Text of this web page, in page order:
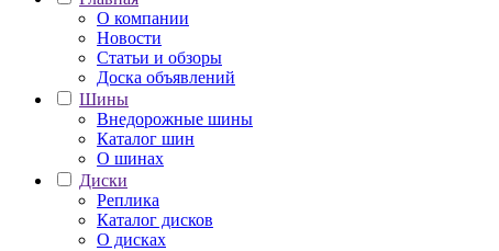
О компании
Новости
Статьи и обзоры
Доска объявлений
Шины
Внедорожные шины
Каталог шин
О шинах
Диски
Реплика
Каталог дисков
О дисках